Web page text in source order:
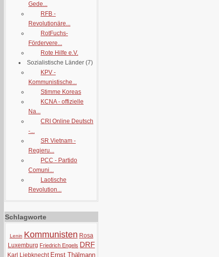
Gede...
RFB -
Revolutionäre...
RotFuchs-
Fördervere...
Rote Hilfe e.V.
Sozialistische Länder (7)
KPV -
Kommunistische...
Stimme Koreas
KCNA - offizielle
Na...
CRI Online Deutsch
-...
SR Vietnam -
Regieru...
PCC - Partido
Comuni...
Laotische
Revolution...
Schlagworte
Lenin Kommunisten Rosa
Luxemburg Friedrich Engels DRF
Karl Liebknecht Ernst Thälmann